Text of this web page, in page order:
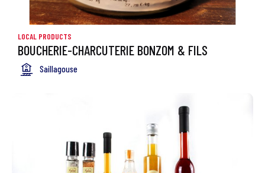
LOCAL PRODUCTS
BOUCHERIE-CHARCUTERIE BONZOM & FILS
Saillagouse